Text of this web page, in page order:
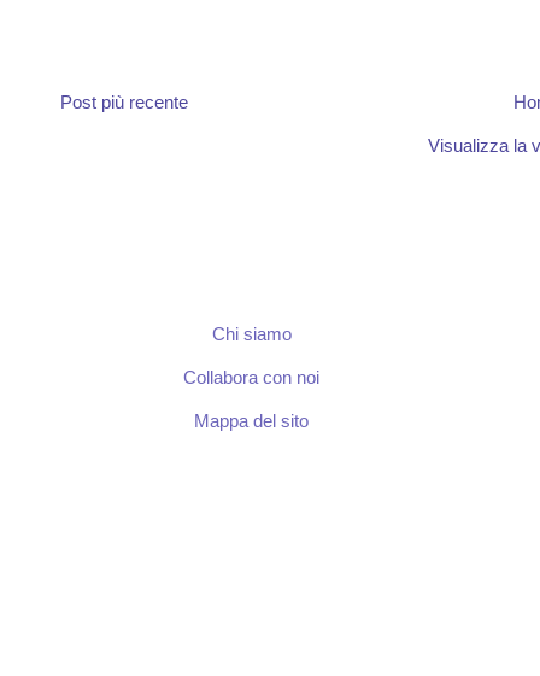
Post più recente
Visualizza la
Chi siamo
Collabora con noi
Mappa del sito